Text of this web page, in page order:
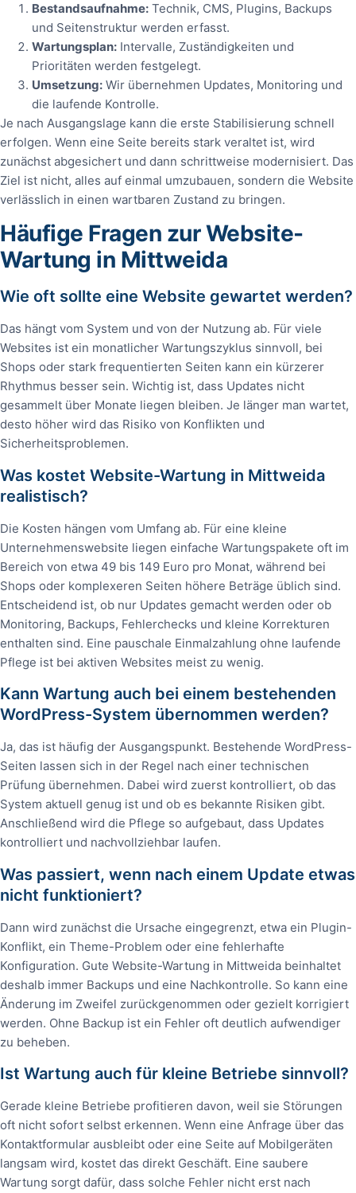
Bestandsaufnahme: Technik, CMS, Plugins, Backups
und Seitenstruktur werden erfasst.
Wartungsplan: Intervalle, Zuständigkeiten und
Prioritäten werden festgelegt.
Umsetzung: Wir übernehmen Updates, Monitoring und
die laufende Kontrolle.
Je nach Ausgangslage kann die erste Stabilisierung schnell
erfolgen. Wenn eine Seite bereits stark veraltet ist, wird
zunächst abgesichert und dann schrittweise modernisiert. Das
Ziel ist nicht, alles auf einmal umzubauen, sondern die Website
verlässlich in einen wartbaren Zustand zu bringen.
Häufige Fragen zur Website-
Wartung in Mittweida
Wie oft sollte eine Website gewartet werden?
Das hängt vom System und von der Nutzung ab. Für viele
Websites ist ein monatlicher Wartungszyklus sinnvoll, bei
Shops oder stark frequentierten Seiten kann ein kürzerer
Rhythmus besser sein. Wichtig ist, dass Updates nicht
gesammelt über Monate liegen bleiben. Je länger man wartet,
desto höher wird das Risiko von Konflikten und
Sicherheitsproblemen.
Was kostet Website-Wartung in Mittweida
realistisch?
Die Kosten hängen vom Umfang ab. Für eine kleine
Unternehmenswebsite liegen einfache Wartungspakete oft im
Bereich von etwa 49 bis 149 Euro pro Monat, während bei
Shops oder komplexeren Seiten höhere Beträge üblich sind.
Entscheidend ist, ob nur Updates gemacht werden oder ob
Monitoring, Backups, Fehlerchecks und kleine Korrekturen
enthalten sind. Eine pauschale Einmalzahlung ohne laufende
Pflege ist bei aktiven Websites meist zu wenig.
Kann Wartung auch bei einem bestehenden
WordPress-System übernommen werden?
Ja, das ist häufig der Ausgangspunkt. Bestehende WordPress-
Seiten lassen sich in der Regel nach einer technischen
Prüfung übernehmen. Dabei wird zuerst kontrolliert, ob das
System aktuell genug ist und ob es bekannte Risiken gibt.
Anschließend wird die Pflege so aufgebaut, dass Updates
kontrolliert und nachvollziehbar laufen.
Was passiert, wenn nach einem Update etwas
nicht funktioniert?
Dann wird zunächst die Ursache eingegrenzt, etwa ein Plugin-
Konflikt, ein Theme-Problem oder eine fehlerhafte
Konfiguration. Gute Website-Wartung in Mittweida beinhaltet
deshalb immer Backups und eine Nachkontrolle. So kann eine
Änderung im Zweifel zurückgenommen oder gezielt korrigiert
werden. Ohne Backup ist ein Fehler oft deutlich aufwendiger
zu beheben.
Ist Wartung auch für kleine Betriebe sinnvoll?
Gerade kleine Betriebe profitieren davon, weil sie Störungen
oft nicht sofort selbst erkennen. Wenn eine Anfrage über das
Kontaktformular ausbleibt oder eine Seite auf Mobilgeräten
langsam wird, kostet das direkt Geschäft. Eine saubere
Wartung sorgt dafür, dass solche Fehler nicht erst nach